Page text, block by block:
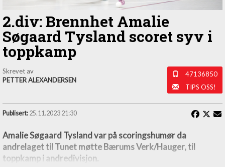
2.div: Brennhet Amalie
Søgaard Tysland scoret syv i
toppkamp
Skrevet av
PETTER ALEXANDERSEN
47136850
TIPS OSS!
Publisert: 25.11.2023 21:30
Amalie Søgaard Tysland var på scoringshumør da
andrelaget til Tunet møtte Bærums Verk/Hauger, til
toppkamp i andredivisjon.